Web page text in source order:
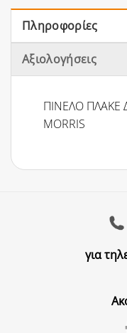
Πληροφορίες
Αξιολογήσεις
ΠΙΝΕΛΟ ΠΛΑΚΕ
MORRIS
για